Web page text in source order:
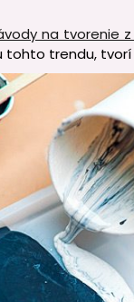
na tvorenie
tohto trendu,